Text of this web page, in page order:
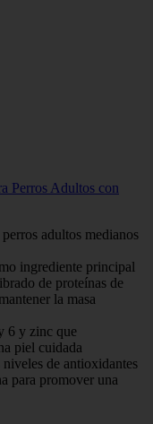
Perros Adultos con
adultos medianos
ingrediente principal
de proteínas de
la masa
6 y zinc que
piel cuidada
de antioxidantes
para promover una